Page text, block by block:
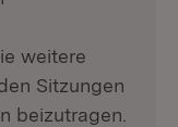
weitere
Sitzungen
beizutragen.